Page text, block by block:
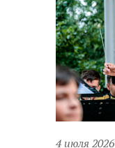
4 июля 2026